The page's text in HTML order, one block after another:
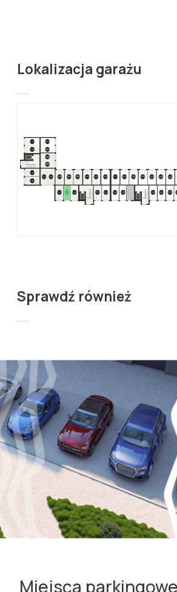
Lokalizacja garażu
Sprawdź również
Miejsca parkingowe